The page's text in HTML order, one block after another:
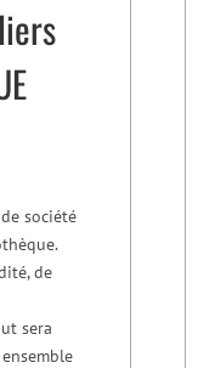
société
de
sera